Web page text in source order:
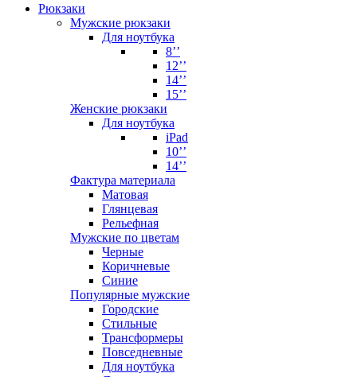
Рюкзаки
Мужские рюкзаки
Для ноутбука
8’’
12’’
14’’
15’’
Женские рюкзаки
Для ноутбука
iPad
10’’
14’’
Фактура материала
Матовая
Глянцевая
Рельефная
Мужские по цветам
Черные
Коричневые
Синие
Популярные мужские
Городские
Стильные
Трансформеры
Повседневные
Для ноутбука